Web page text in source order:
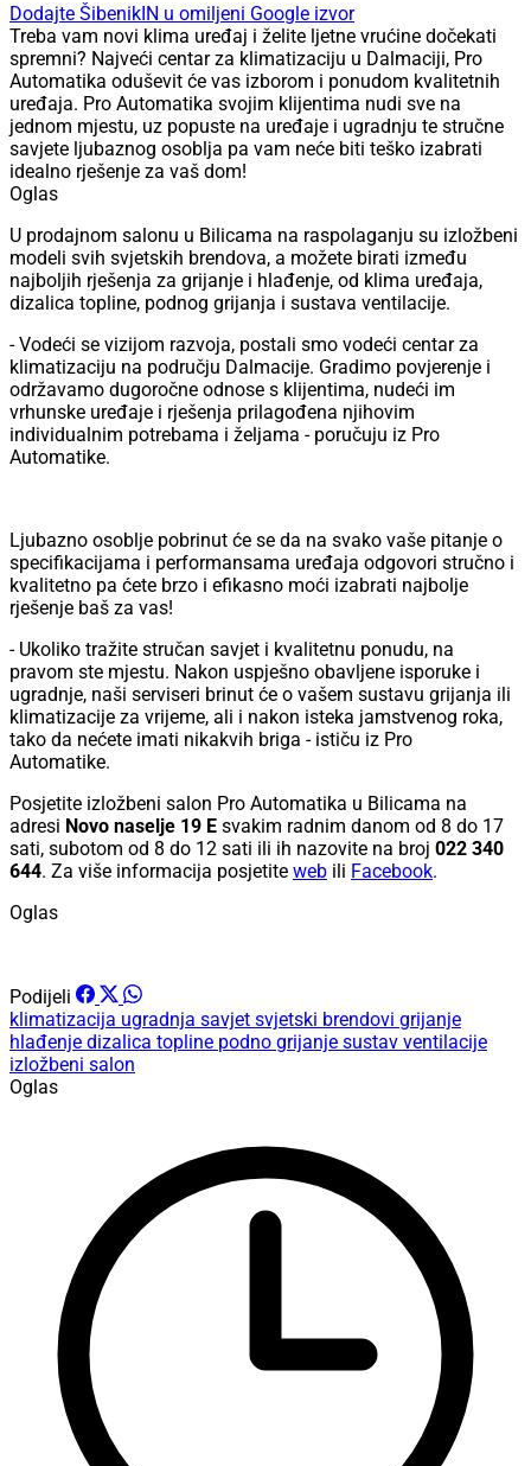
Dodajte ŠibenikIN u omiljeni Google izvor
Treba vam novi klima uređaj i želite ljetne vrućine dočekati
spremni? Najveći centar za klimatizaciju u Dalmaciji, Pro
Automatika oduševit će vas izborom i ponudom kvalitetnih
uređaja. Pro Automatika svojim klijentima nudi sve na
jednom mjestu, uz popuste na uređaje i ugradnju te stručne
savjete ljubaznog osoblja pa vam neće biti teško izabrati
idealno rješenje za vaš dom!
Oglas
U prodajnom salonu u Bilicama na raspolaganju su izložbeni
modeli svih svjetskih brendova, a možete birati između
najboljih rješenja za grijanje i hlađenje, od klima uređaja,
dizalica topline, podnog grijanja i sustava ventilacije.
- Vodeći se vizijom razvoja, postali smo vodeći centar za
klimatizaciju na području Dalmacije. Gradimo povjerenje i
održavamo dugoročne odnose s klijentima, nudeći im
vrhunske uređaje i rješenja prilagođena njihovim
individualnim potrebama i željama - poručuju iz Pro
Automatike.
Ljubazno osoblje pobrinut će se da na svako vaše pitanje o
specifikacijama i performansama uređaja odgovori stručno i
kvalitetno pa ćete brzo i efikasno moći izabrati najbolje
rješenje baš za vas!
- Ukoliko tražite stručan savjet i kvalitetnu ponudu, na
pravom ste mjestu. Nakon uspješno obavljene isporuke i
ugradnje, naši serviseri brinut će o vašem sustavu grijanja ili
klimatizacije za vrijeme, ali i nakon isteka jamstvenog roka,
tako da nećete imati nikakvih briga - ističu iz Pro
Automatike.
Posjetite izložbeni salon Pro Automatika u Bilicama na
adresi Novo naselje 19 E svakim radnim danom od 8 do 17
sati, subotom od 8 do 12 sati ili ih nazovite na broj 022 340
644. Za više informacija posjetite web ili Facebook.
Oglas
Podijeli
klimatizacija ugradnja savjet svjetski brendovi grijanje
hlađenje dizalica topline podno grijanje sustav ventilacije
izložbeni salon
Oglas